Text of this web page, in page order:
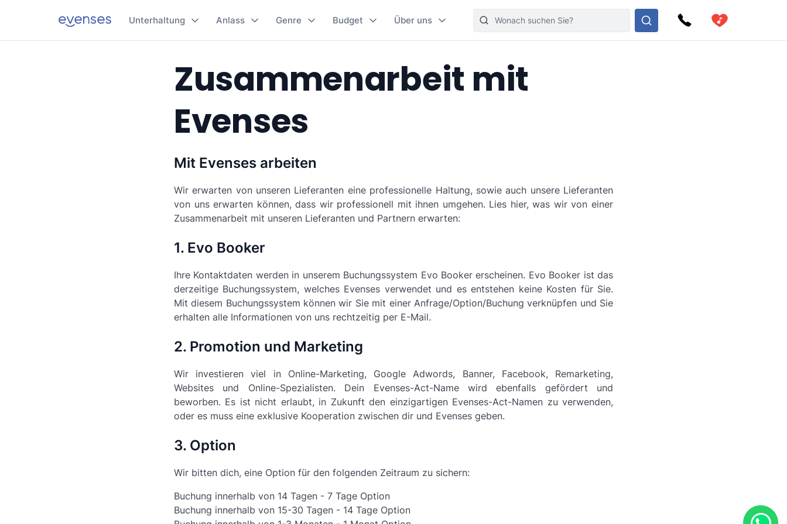
Unterhaltung Anlass Genre Budget Über uns
Zusammenarbeit mit
Evenses
Mit Evenses arbeiten
Wir erwarten von unseren Lieferanten eine professionelle Haltung, sowie auch unsere Lieferanten
von uns erwarten können, dass wir professionell mit ihnen umgehen. Lies hier, was wir von einer
Zusammenarbeit mit unseren Lieferanten und Partnern erwarten:
1. Evo Booker
Ihre Kontaktdaten werden in unserem Buchungssystem Evo Booker erscheinen. Evo Booker ist das
derzeitige Buchungssystem, welches Evenses verwendet und es entstehen keine Kosten für Sie.
Mit diesem Buchungssystem können wir Sie mit einer Anfrage/Option/Buchung verknüpfen und Sie
erhalten alle Informationen von uns rechtzeitig per E-Mail.
2. Promotion und Marketing
Wir investieren viel in Online-Marketing, Google Adwords, Banner, Facebook, Remarketing,
Websites und Online-Spezialisten. Dein Evenses-Act-Name wird ebenfalls gefördert und
beworben. Es ist nicht erlaubt, in Zukunft den einzigartigen Evenses-Act-Namen zu verwenden,
oder es muss eine exklusive Kooperation zwischen dir und Evenses geben.
3. Option
Wir bitten dich, eine Option für den folgenden Zeitraum zu sichern:
Buchung innerhalb von 14 Tagen - 7 Tage Option
Buchung innerhalb von 15-30 Tagen - 14 Tage Option